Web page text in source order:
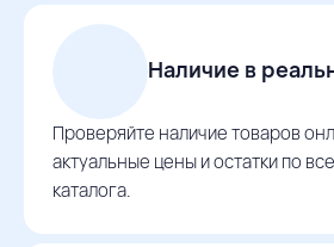
Наличие в
Проверяйте наличие товаров
актуальные цены и остатки по
каталога.